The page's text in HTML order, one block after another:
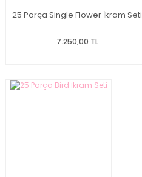
25 Parça Single Flower İkram Seti
7.250,00 TL